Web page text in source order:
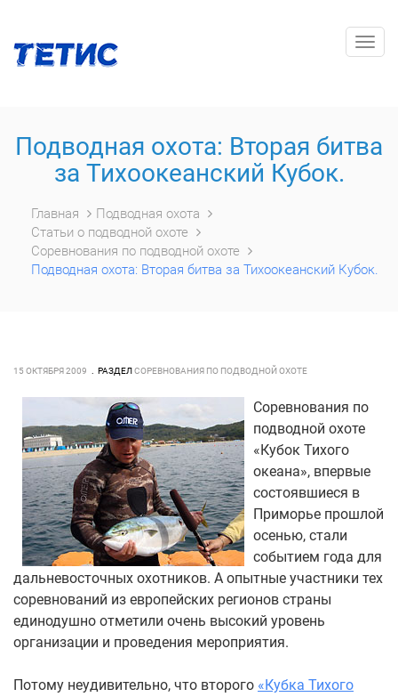
Подводная охота: Вторая битва
за Тихоокеанский Кубок.
Главная
Подводная охота
Статьи о подводной охоте
Соревнования по подводной охоте
Подводная охота: Вторая битва за Тихоокеанский Кубок.
15 ОКТЯБРЯ 2009 РАЗДЕЛСОРЕВНОВАНИЯ ПО ПОДВОДНОЙ ОХОТЕ
Соревнования по
подводной охоте
«Кубок Тихого
океана», впервые
состоявшиеся в
Приморье прошлой
осенью, стали
событием года для
дальневосточных охотников. А опытные участники тех
соревнований из европейских регионов страны
единодушно отметили очень высокий уровень
организации и проведения мероприятия.
Потому неудивительно, что второго «Кубка Тихого